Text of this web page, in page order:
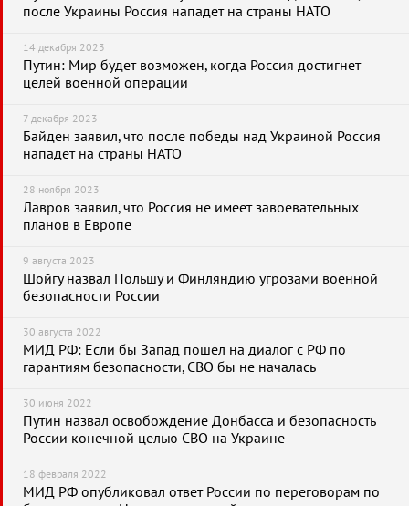
после Украины Россия нападет на страны НАТО
14 декабря 2023
Путин: Мир будет возможен, когда Россия достигнет
целей военной операции
7 декабря 2023
Байден заявил, что после победы над Украиной Россия
нападет на страны НАТО
28 ноября 2023
Лавров заявил, что Россия не имеет завоевательных
планов в Европе
9 августа 2023
Шойгу назвал Польшу и Финляндию угрозами военной
безопасности России
30 августа 2022
МИД РФ: Если бы Запад пошел на диалог с РФ по
гарантиям безопасности, СВО бы не началась
30 июня 2022
Путин назвал освобождение Донбасса и безопасность
России конечной целью СВО на Украине
18 февраля 2022
МИД РФ опубликовал ответ России по переговорам по